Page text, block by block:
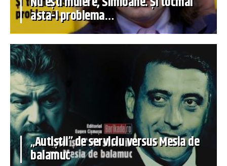
asta-i problema…
„Autiștii” de serviciu versus Mesia de
balamuc